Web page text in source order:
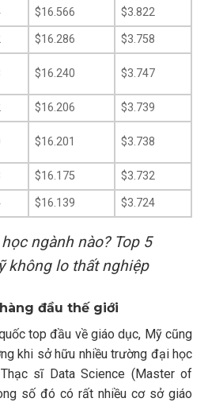
$16.566
$3.822
$16.286
$3.758
$16.240 $3.747
$16.206
$3.739
$16.201 $3.738
$16.175
$3.732
$16.139 $3.724
ngành nào? Top 5
không lo thất nghiệp
đầu thế giới
top đầu về giáo dục, Mỹ cũng
khi sở hữu nhiều trường đại học
sĩ Data Science (Master of
số đó có rất nhiều cơ sở giáo